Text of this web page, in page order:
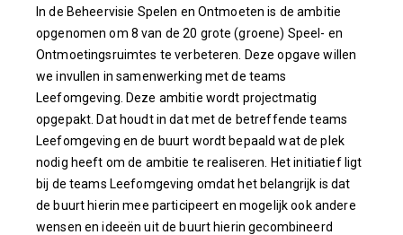
In de Beheervisie Spelen en Ontmoeten is de ambitie
opgenomen om 8 van de 20 grote (groene) Speel- en
Ontmoetingsruimtes te verbeteren. Deze opgave willen
we invullen in samenwerking met de teams
Leefomgeving. Deze ambitie wordt projectmatig
opgepakt. Dat houdt in dat met de betreffende teams
Leefomgeving en de buurt wordt bepaald wat de plek
nodig heeft om de ambitie te realiseren. Het initiatief ligt
bij de teams Leefomgeving omdat het belangrijk is dat
de buurt hierin mee participeert en mogelijk ook andere
wensen en ideeën uit de buurt hierin gecombineerd